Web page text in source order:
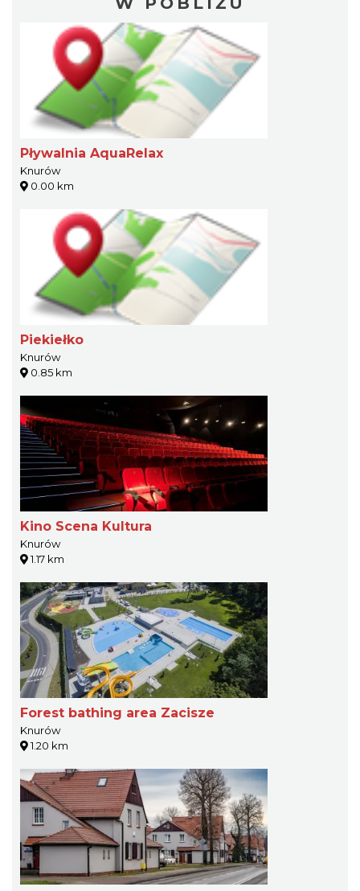
Pływalnia AquaRelax
Knurów
0.00 km
Piekiełko
Knurów
0.85 km
Kino Scena Kultura
Knurów
1.17 km
Forest bathing area Zacisze
Knurów
1.20 km